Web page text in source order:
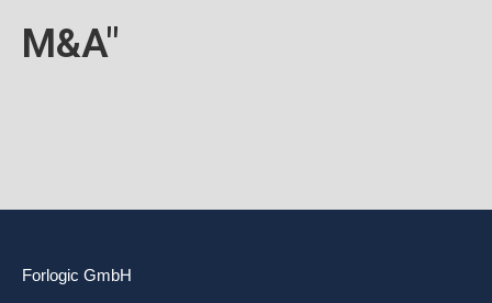
M&A"
Forlogic GmbH